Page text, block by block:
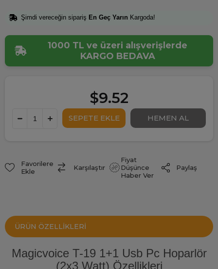
Şimdi vereceğin sipariş En Geç Yarın Kargoda!
1000 TL ve üzeri alışverişlerde
KARGO BEDAVA
$9.52
Favorilere
Ekle
Karşılaştır
Fiyat
Düşünce
Haber Ver
Paylaş
ÜRÜN ÖZELLIKLERI
Magicvoice T-19 1+1 Usb Pc Hoparlör
(2x3 Watt) Özellikleri